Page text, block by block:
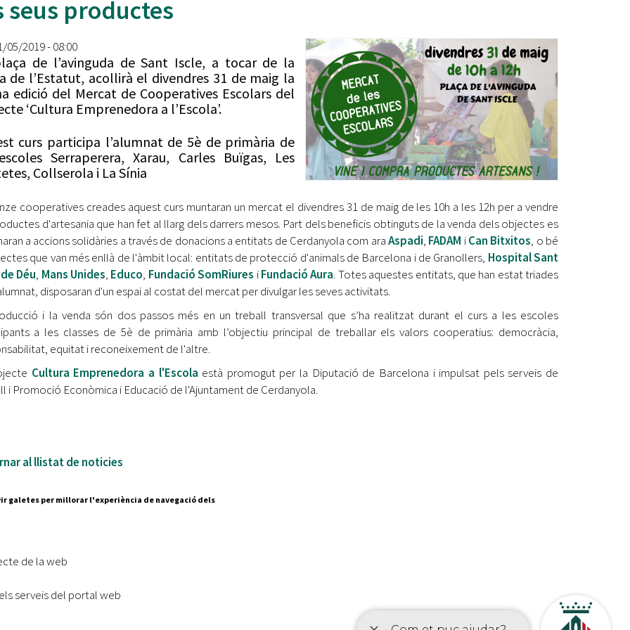
Retiment de Comptes
Accés a Informació Pública
Dades Obertes
Catàleg de Serveis i Tràmits
Oberta la convocatòria d'Ajuts per a l'autoocupació
jove 2026
Cerdanyola opta a més de 5 milions d'euros del Pla de
Barris per transformar les Fontetes, Quatre Cantons i
l'entorn de l'avinguda Catalunya
El FIT presenta el cartell de la seva 16a edició i dona el
L’Ajuntament reparteix ulleres gratuïtes per veure
l'eclipsi solar
Entitats
Equipaments
Mercats Municipals
Webs Municipals
seus productes
05/2019 - 08:00
de l’avinguda de Sant Iscle, a tocar de la
de l’Estatut, acollirà el divendres 31 de maig la
edició del Mercat de Cooperatives Escolars del
‘Cultura Emprenedora a l’Escola’.
curs participa l’alumnat de 5è de primària de
Serraperera, Xarau, Carles Buïgas, Les
Collserola i La Sínia
cooperatives creades aquest curs muntaran un mercat el divendres 31 de maig de les 10h a les 12h per a vendre
d'artesania que han fet al llarg dels darrers mesos. Part dels beneficis obtinguts de la venda dels objectes es
a accions solidàries a través de donacions a entitats de Cerdanyola com araAspadi, FADAM iCan Bitxitos, o bé
que van més enllà de l'àmbit local: entitats de protecció d'animals de Barcelona i de Granollers, Hospital Sant
Déu, Mans Unides, Educo, Fundació SomRiures iFundació Aura. Totes aquestes entitats, que han estat triades
disposaran d'un espai al costat del mercat per divulgar les seves activitats.
i la venda són dos passos més en un treball transversal que s’ha realitzat durant el curs a les escoles
a les classes de 5è de primària amb l’objectiu principal de treballar els valors cooperatius: democràcia,
equitat i reconeixement de l'altre.
Cultura Emprenedora a l'Escola està promogut per la Diputació de Barcelona i impulsat pels serveis de
i Promoció Econòmica i Educació de l'Ajuntament de Cerdanyola.
al llistat de noticies
88 88
galetes per millorar l'experiència de navegació dels
de la web
serveis del portal web